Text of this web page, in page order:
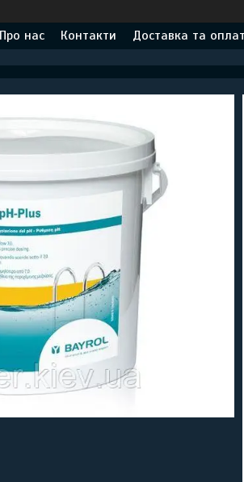
Про нас Контакти Доставка та